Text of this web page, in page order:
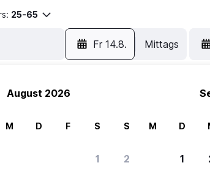
25-65
Fr 14.8. Mittags
August 2026
M D F S S
1 2
M D
1